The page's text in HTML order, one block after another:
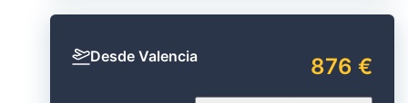
Desde Valencia 876 €